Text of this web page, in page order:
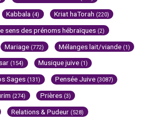
Kabbala (4) Kriat haTorah (220)
sens des prénoms hébraïques (2)
Mariage (772) Mélanges lait/viande (1)
(154) Musique juive (1)
Sages (131) Pensée Juive (3087)
(274) Prières (3)
Relations & Pudeur (528)